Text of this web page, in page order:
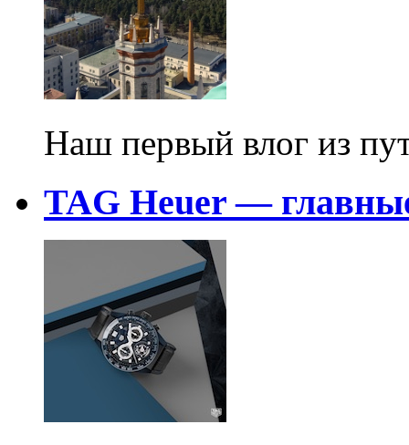
Наш первый влог из
TAG Heuer —